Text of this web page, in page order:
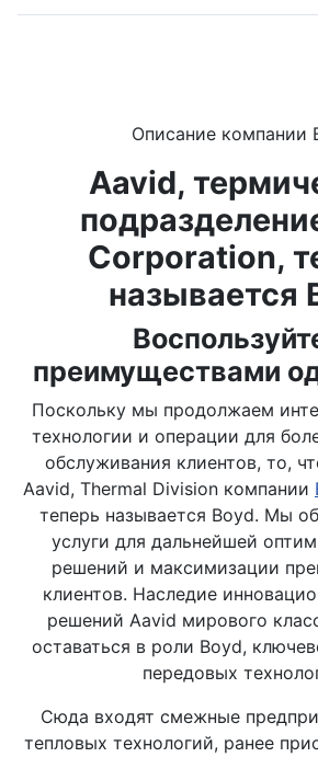
Описание компании
Aavid,
Corporation,
называется
преимуществами
Поскольку мы продолжаем
технологии и операции для
обслуживания клиентов, то,
Aavid, Thermal Division компании
теперь называется Boyd. Мы
услуги для дальнейшей
решений и максимизации
клиентов. Наследие
решений Aavid мирового
оставаться в роли Boyd,
передовых
Сюда входят смежные
тепловых технологий, ранее